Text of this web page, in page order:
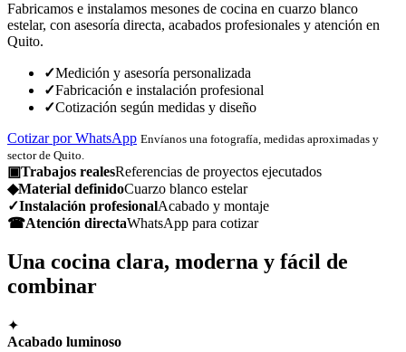
Fabricamos e instalamos mesones de cocina en cuarzo blanco
estelar, con asesoría directa, acabados profesionales y atención en
Quito.
✓Medición y asesoría personalizada
✓Fabricación e instalación profesional
✓Cotización según medidas y diseño
Cotizar por WhatsApp Envíanos una fotografía, medidas aproximadas y
sector de Quito.
▣Trabajos realesReferencias de proyectos ejecutados
◆Material definidoCuarzo blanco estelar
✓Instalación profesionalAcabado y montaje
☎Atención directaWhatsApp para cotizar
Una cocina clara, moderna y fácil de
combinar
✦
Acabado luminoso